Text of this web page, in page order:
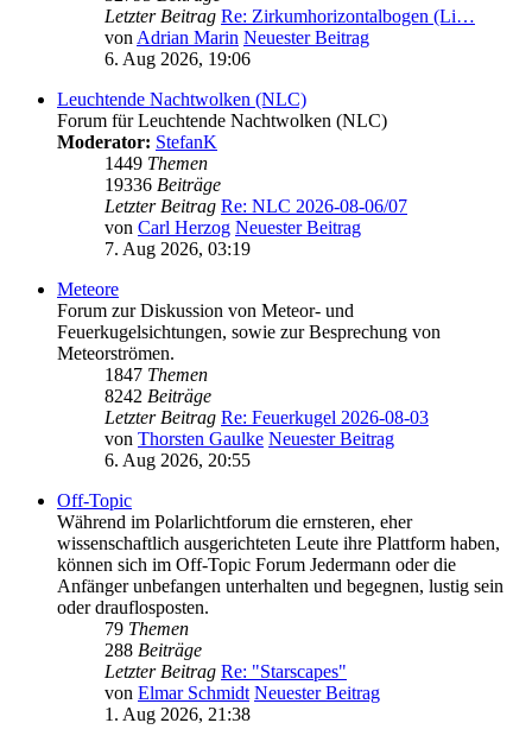
Letzter Beitrag Re: Zirkumhorizontalbogen (Li…
von Adrian Marin Neuester Beitrag
6. Aug 2026, 19:06
Leuchtende Nachtwolken (NLC)
Forum für Leuchtende Nachtwolken (NLC)
Moderator: StefanK
1449 Themen
19336 Beiträge
Letzter Beitrag Re: NLC 2026-08-06/07
von Carl Herzog Neuester Beitrag
7. Aug 2026, 03:19
Meteore
Forum zur Diskussion von Meteor- und
Feuerkugelsichtungen, sowie zur Besprechung von
Meteorströmen.
1847 Themen
8242 Beiträge
Letzter Beitrag Re: Feuerkugel 2026-08-03
von Thorsten Gaulke Neuester Beitrag
6. Aug 2026, 20:55
Off-Topic
Während im Polarlichtforum die ernsteren, eher
wissenschaftlich ausgerichteten Leute ihre Plattform haben,
können sich im Off-Topic Forum Jedermann oder die
Anfänger unbefangen unterhalten und begegnen, lustig sein
oder drauflosposten.
79 Themen
288 Beiträge
Letzter Beitrag Re: "Starscapes"
von Elmar Schmidt Neuester Beitrag
1. Aug 2026, 21:38